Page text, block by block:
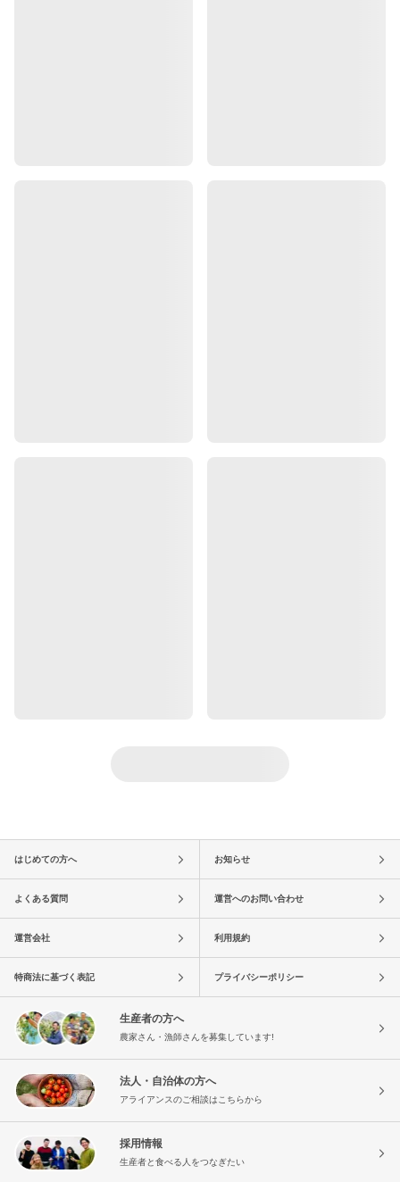
はじめての方へ お知らせ
よくある質問 運営へのお問い合わせ
運営会社 利用規約
特商法に基づく表記 プライバシーポリシー
生産者の方へ
農家さん・漁師さんを募集しています!
法人・自治体の方へ
アライアンスのご相談はこちらから
採用情報
生産者と食べる人をつなぎたい